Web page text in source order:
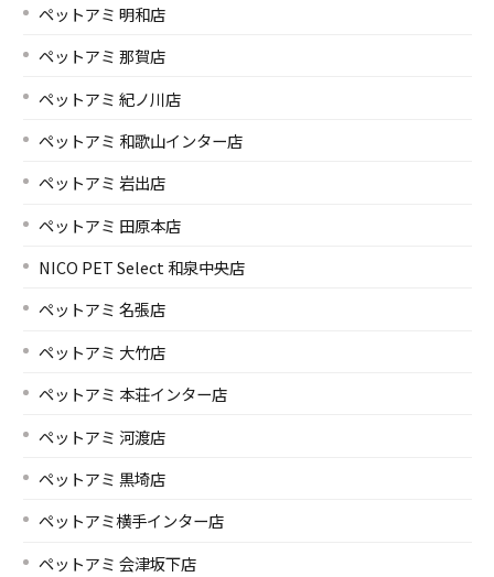
ペットアミ 明和店
ペットアミ 那賀店
ペットアミ 紀ノ川店
ペットアミ 和歌山インター店
ペットアミ 岩出店
ペットアミ 田原本店
NICO PET Select 和泉中央店
ペットアミ 名張店
ペットアミ 大竹店
ペットアミ 本荘インター店
ペットアミ 河渡店
ペットアミ 黒埼店
ペットアミ横手インター店
ペットアミ 会津坂下店